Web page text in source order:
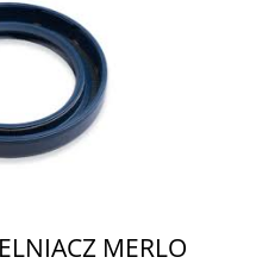
MERLO